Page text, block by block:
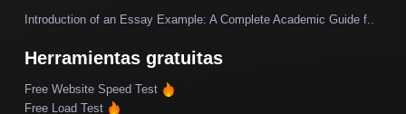
Introduction of an Essay Example: A Complete Academic Guide f..
Herramientas gratuitas
Free Website Speed Test
Free Load Test